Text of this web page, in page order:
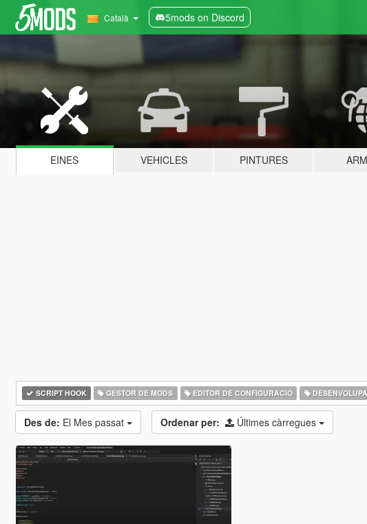
Català 5mods on Discord
EINES VEHICLES PINTURES
SCRIPT HOOK GESTOR DE MODS EDITOR DE CONFIGURACIÓ
Des de: El Mes passat Ordenar per: Últimes càrregues